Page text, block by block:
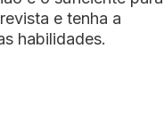
e tenha a
habilidades.